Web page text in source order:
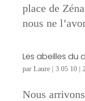
place de
nous ne
Les abeilles du
par Laure| 3 05 10|
Nous